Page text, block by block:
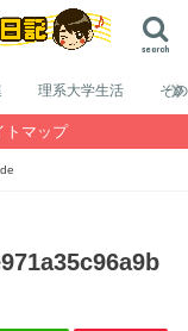
search
理系大学生活 そ
トマップ